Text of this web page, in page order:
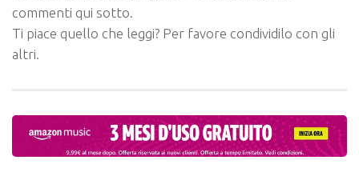
commenti qui sotto.
Ti piace quello che leggi? Per favore condividilo con gli
altri.